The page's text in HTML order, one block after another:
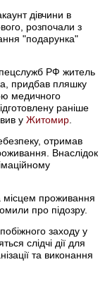
дівчини в
розпочали з
"подарунка"
РФ житель
придбав пляшку
медичного
раніше
уЖитомир
отримав
Внаслідок
місцем проживання
про підозру.
заходу у
слідчі дії для
та виконання